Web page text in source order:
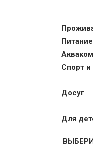
Питание
Спорт и
Досуг
Для